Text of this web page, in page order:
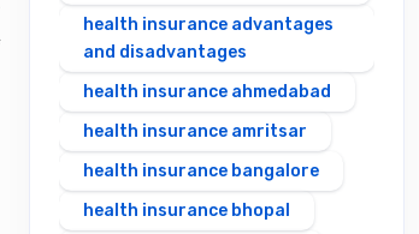
health insurance advantages
and disadvantages
health insurance ahmedabad
health insurance amritsar
health insurance bangalore
health insurance bhopal